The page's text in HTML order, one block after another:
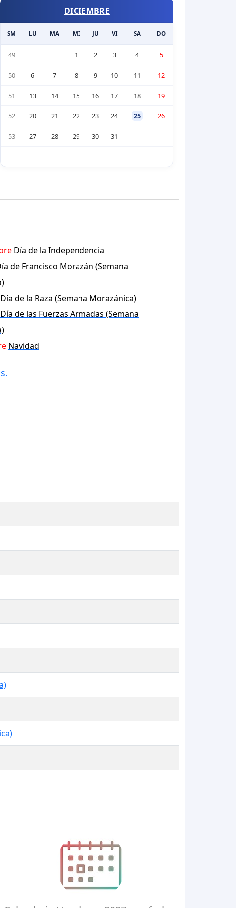
DICIEMBRE
SM LU MA MI JU VI SA DO
49 1 2 3 4 5
50 6 7 8 9 10 11 12
51 13 14 15 16 17 18 19
52 20 21 22 23 24 25 26
53 27 28 29 30 31
Día de la Independencia
de Francisco Morazán (Semana
Día de la Raza (Semana Morazánica)
Día de las Fuerzas Armadas (Semana
Navidad